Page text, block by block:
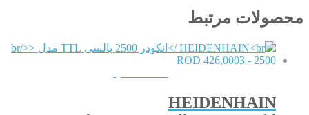
محصولات مرتبط
HEIDENHAIN